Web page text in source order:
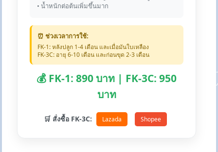
• น้ำหนักต่อต้นเพิ่มขึ้นมาก
⏰ ช่วงเวลาการใช้:
FK-1: หลังปลูก 1-4 เดือน และเมื่อมันใบเหลือง
FK-3C: อายุ 6-10 เดือน และก่อนขุด 2-3 เดือน
💰 FK-1: 890 บาท | FK-3C: 950
บาท
🛒 สั่งซื้อ FK-3C: Lazada Shopee